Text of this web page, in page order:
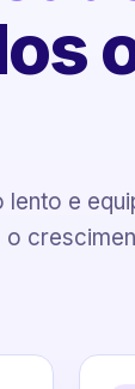
lento e
o